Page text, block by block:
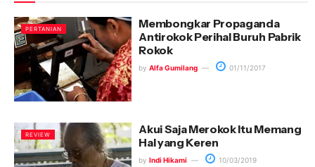
PERTANIAN
Membongkar Propaganda
Antirokok Perihal Buruh Pabrik
Rokok
by Alfa Gumilang 01/11/2017
REVIEW
Akui Saja Merokok Itu Memang
Hal yang Keren
by Indi Hikami 10/03/2019